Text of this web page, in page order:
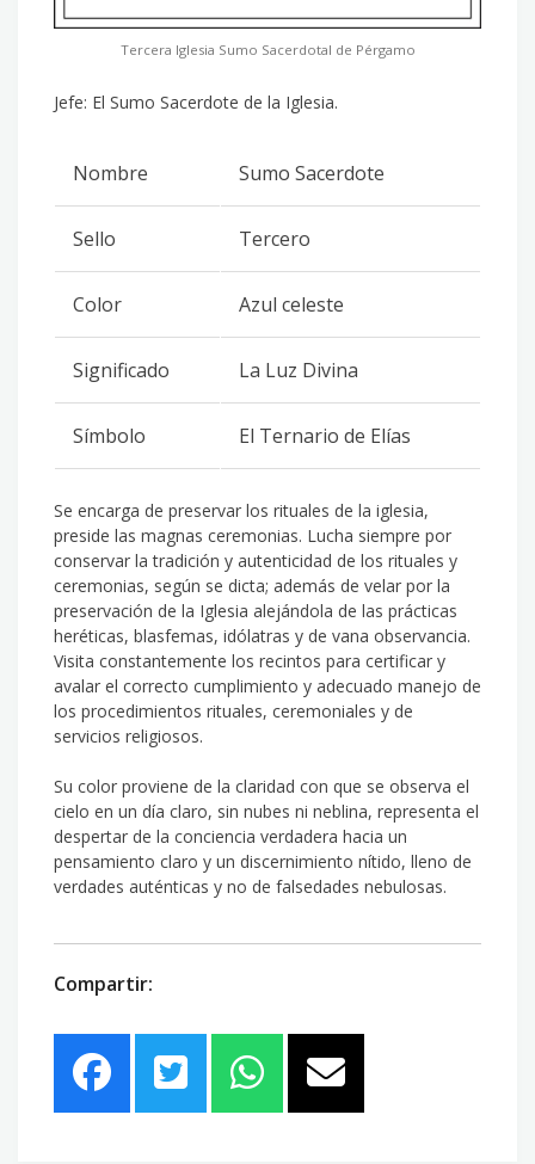
Tercera Iglesia Sumo Sacerdotal de Pérgamo
Jefe: El Sumo Sacerdote de la Iglesia.
Nombre Sumo Sacerdote
Sello Tercero
Color Azul celeste
Significado La Luz Divina
Símbolo El Ternario de Elías
Se encarga de preservar los rituales de la iglesia,
preside las magnas ceremonias. Lucha siempre por
conservar la tradición y autenticidad de los rituales y
ceremonias, según se dicta; además de velar por la
preservación de la Iglesia alejándola de las prácticas
heréticas, blasfemas, idólatras y de vana observancia.
Visita constantemente los recintos para certificar y
avalar el correcto cumplimiento y adecuado manejo de
los procedimientos rituales, ceremoniales y de
servicios religiosos.
Su color proviene de la claridad con que se observa el
cielo en un día claro, sin nubes ni neblina, representa el
despertar de la conciencia verdadera hacia un
pensamiento claro y un discernimiento nítido, lleno de
verdades auténticas y no de falsedades nebulosas.
Compartir: